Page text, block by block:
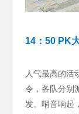
14：50 PK
人气最高的活
令，各队分别
发。哨音响起